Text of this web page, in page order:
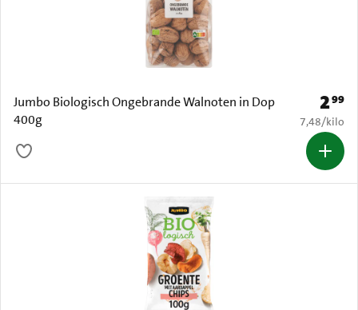
Jumbo Biologisch Ongebrande Walnoten in Dop
400g
Prijs:
299
€ 7,48 per
7,48/kilo